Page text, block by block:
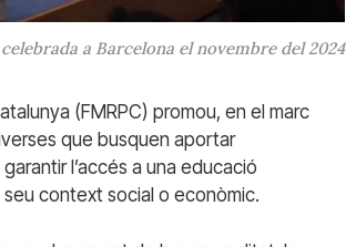
a Barcelona el novembre del 2024
(FMRPC) promou, en el marc
que busquen aportar
l’accés a una educació
context social o econòmic.